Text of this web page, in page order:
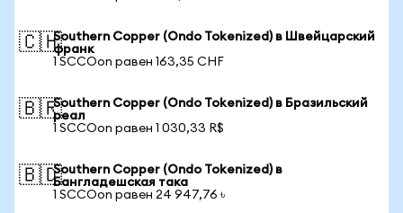
🇨🇭Southern Copper (Ondo Tokenized) в Швейцарский
франк
1 SCCOon равен 163,35 CHF
🇧🇷Southern Copper (Ondo Tokenized) в Бразильский
реал
1 SCCOon равен 1 030,33 R$
🇧🇩Southern Copper (Ondo Tokenized) в
Бангладешская така
1 SCCOon равен 24 947,76 ৳